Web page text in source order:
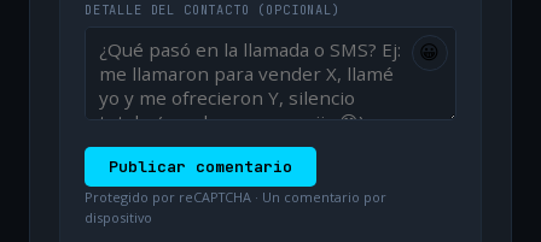
DETALLE DEL CONTACTO (OPCIONAL)
😀
Publicar comentario
Protegido por reCAPTCHA · Un comentario por
dispositivo